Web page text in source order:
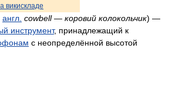
викискладе
англ. cowbell— коровий колокольчик) —
инструмент, принадлежащий к
с неопределённой высотой